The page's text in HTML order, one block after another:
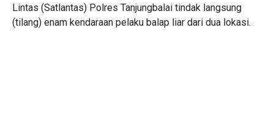
Lintas (Satlantas) Polres Tanjungbalai tindak langsung
(tilang) enam kendaraan pelaku balap liar dari dua lokasi.